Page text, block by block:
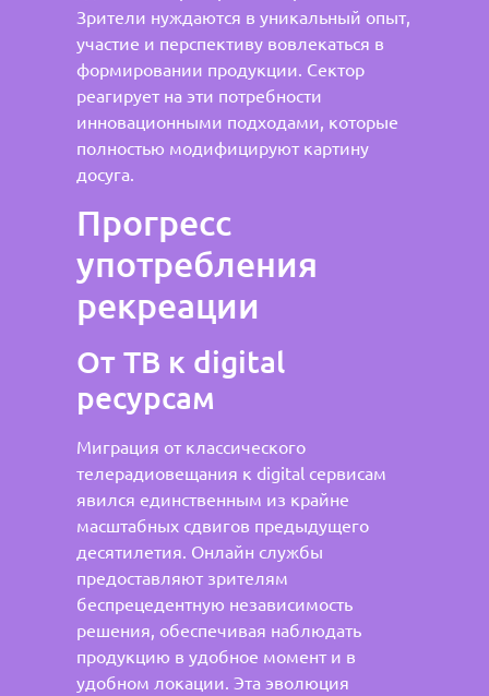
Зрители нуждаются в уникальный опыт,
участие и перспективу вовлекаться в
формировании продукции. Сектор
реагирует на эти потребности
инновационными подходами, которые
полностью модифицируют картину
досуга.
Прогресс
употребления
рекреации
От ТВ к digital
ресурсам
Миграция от классического
телерадиовещания к digital сервисам
явился единственным из крайне
масштабных сдвигов предыдущего
десятилетия. Онлайн службы
предоставляют зрителям
беспрецедентную независимость
решения, обеспечивая наблюдать
продукцию в удобное момент и в
удобном локации. Эта эволюция